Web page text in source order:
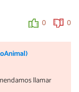
0 0
llamar